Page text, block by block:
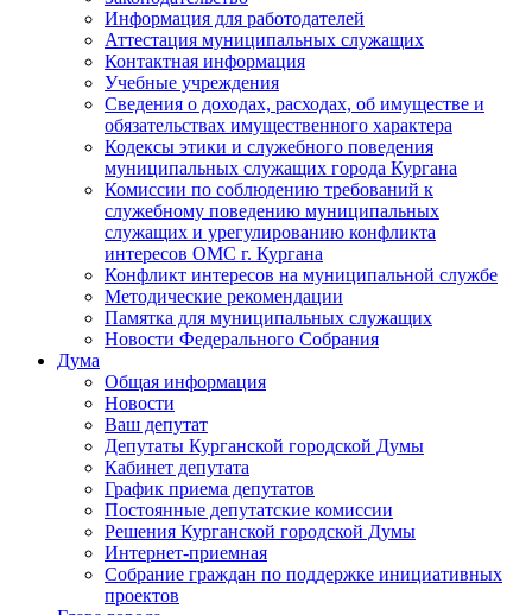
Информация для работодателей
Аттестация муниципальных служащих
Контактная информация
Учебные учреждения
Сведения о доходах, расходах, об имуществе и
обязательствах имущественного характера
Кодексы этики и служебного поведения
муниципальных служащих города Кургана
Комиссии по соблюдению требований к
служебному поведению муниципальных
служащих и урегулированию конфликта
интересов ОМС г. Кургана
Конфликт интересов на муниципальной службе
Методические рекомендации
Памятка для муниципальных служащих
Новости Федерального Cобрания
Дума
Общая информация
Новости
Ваш депутат
Депутаты Курганской городской Думы
Кабинет депутата
График приема депутатов
Постоянные депутатские комиссии
Решения Курганской городской Думы
Интернет-приемная
Собрание граждан по поддержке инициативных
проектов